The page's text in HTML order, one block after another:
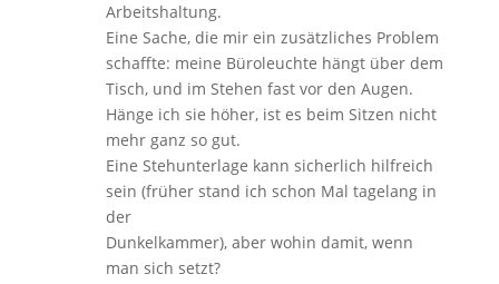
Arbeitshaltung.
Eine Sache, die mir ein zusätzliches Problem
schaffte: meine Büroleuchte hängt über dem
Tisch, und im Stehen fast vor den Augen.
Hänge ich sie höher, ist es beim Sitzen nicht
mehr ganz so gut.
Eine Stehunterlage kann sicherlich hilfreich
sein (früher stand ich schon Mal tagelang in
der
Dunkelkammer), aber wohin damit, wenn
man sich setzt?